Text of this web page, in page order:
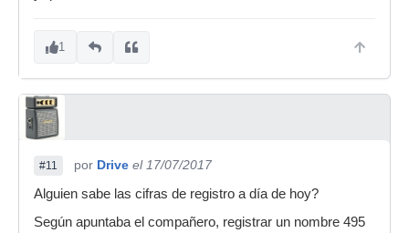
1
#11 por Drive el 17/07/2017
Alguien sabe las cifras de registro a día de hoy?
Según apuntaba el compañero, registrar un nombre 495